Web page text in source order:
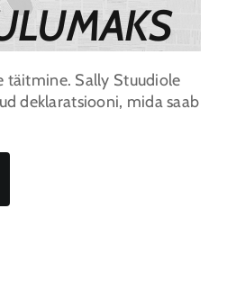
täitmine. Sally Stuudiole
deklaratsiooni, mida saab